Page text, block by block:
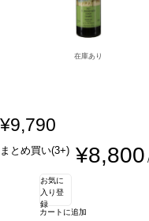
在庫あり
¥9,790
まとめ買い(3+) ¥8,800
お気に
入り登
録
カートに追加